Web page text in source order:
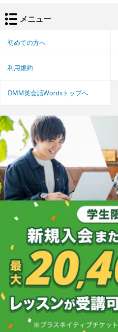
メニュー
初めての方へ
利用規約
DMM英会話Wordsトップへ